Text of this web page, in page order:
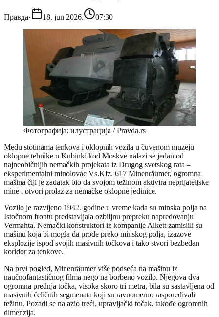
Правда· 18. jun 2026. 07:30
Фотографија: илустрација / Pravda.rs
Među stotinama tenkova i oklopnih vozila u čuvenom muzeju
oklopne tehnike u Kubinki kod Moskve nalazi se jedan od
najneobičnijih nemačkih projekata iz Drugog svetskog rata –
eksperimentalni minolovac Vs.Kfz. 617 Minenräumer, ogromna
mašina čiji je zadatak bio da svojom težinom aktivira neprijateljske
mine i otvori prolaz za nemačke oklopne jedinice.
Vozilo je razvijeno 1942. godine u vreme kada su minska polja na
Istočnom frontu predstavljala ozbiljnu prepreku napredovanju
Vermahta. Nemački konstruktori iz kompanije Alkett zamislili su
mašinu koja bi mogla da prođe preko minskog polja, izazove
eksplozije ispod svojih masivnih točkova i tako stvori bezbedan
koridor za tenkove.
Na prvi pogled, Minenräumer više podseća na mašinu iz
naučnofantastičnog filma nego na borbeno vozilo. Njegova dva
ogromna prednja točka, visoka skoro tri metra, bila su sastavljena od
masivnih čeličnih segmenata koji su ravnomerno raspoređivali
težinu. Pozadi se nalazio treći, upravljački točak, takođe ogromnih
dimenzija.